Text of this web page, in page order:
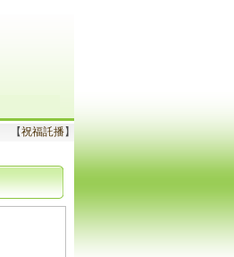
【祝福託播】